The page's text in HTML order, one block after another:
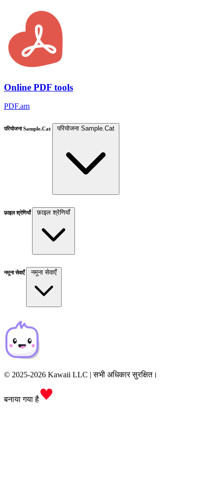
Online PDF tools
PDF.am
परियोजना Sample.Cat परियोजना Sample.Cat
फ़ाइल श्रेणियाँ फ़ाइल श्रेणियाँ
नमूना सेवाएँ नमूना सेवाएँ
© 2025-2026 Kawaii LLC | सभी अधिकार सुरक्षित।
बनाया गया है